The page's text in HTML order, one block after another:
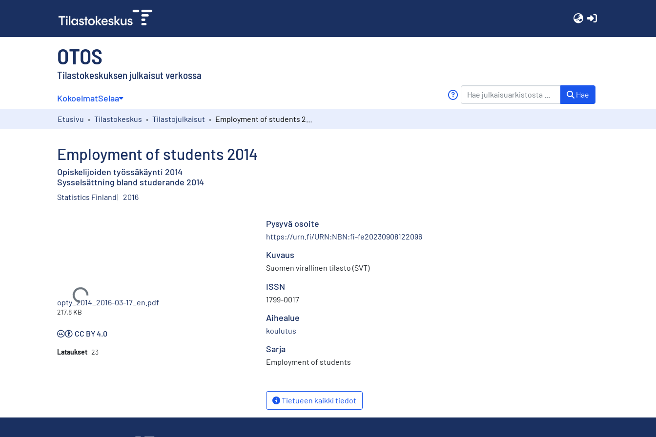
OTOS
Tilastokeskuksen julkaisut verkossa
KokoelmatSelaa Hae
Etusivu Tilastokeskus Tilastojulkaisut
Employment of students 2014
Opiskelijoiden työssäkäynti 2014
Sysselsättning bland studerande 2014
Statistics Finland 2016
Ladataan...
opty_2014_2016-03-17_en.pdf
217.8 KB
CC BY 4.0
Lataukset 23
Pysyvä osoite
https://urn.fi/URN:NBN:fi-fe20230908122096
Kuvaus
Suomen virallinen tilasto (SVT)
ISSN
1799-0017
Aihealue
koulutus
Sarja
Employment of students
Tietueen kaikki tiedot